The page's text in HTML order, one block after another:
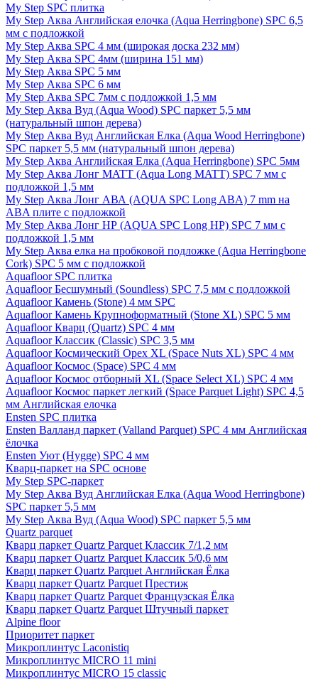
My Step SPC плитка
My Step Аква Английская елочка (Aqua Herringbone) SPC 6,5
мм с подложкой
My Step Аква SPC 4 мм (широкая доска 232 мм)
My Step Аква SPC 4мм (ширина 151 мм)
My Step Аква SPC 5 мм
My Step Аква SPC 6 мм
My Step Аква SPC 7мм c подложкой 1,5 мм
My Step Аква Вуд (Aqua Wood) SPC паркет 5,5 мм
(натуральный шпон дерева)
My Step Аква Вуд Английская Елка (Aqua Wood Herringbone)
SPC паркет 5,5 мм (натуральный шпон дерева)
My Step Аква Английская Елка (Aqua Herringbone) SPC 5мм
My Step Аква Лонг MATT (Aqua Long MATT) SPC 7 мм с
подложкой 1,5 мм
My Step Аква Лонг АВА (AQUA SPC Long ABA) 7 mm на
ABA плите с подложкой
My Step Аква Лонг НР (AQUA SPC Long HP) SPC 7 мм с
подложкой 1,5 мм
My Step Аква елка на пробковой подложке (Aqua Herringbone
Cork) SPC 5 мм с подложкой
Aquafloor SPC плитка
Aquafloor Бесшумный (Soundless) SPC 7,5 мм с подложкой
Aquafloor Камень (Stone) 4 мм SPC
Aquafloor Камень Крупноформатный (Stone XL) SPC 5 мм
Aquafloor Кварц (Quartz) SPC 4 мм
Aquafloor Классик (Classic) SPC 3,5 мм
Aquafloor Космический Орех XL (Space Nuts XL) SPC 4 мм
Aquafloor Космос (Space) SPC 4 мм
Aquafloor Космос отборный XL (Space Select XL) SPC 4 мм
Aquafloor Космос паркет легкий (Space Parquet Light) SPC 4,5
мм Английская елочка
Ensten SPC плитка
Ensten Валланд паркет (Valland Parquet) SPC 4 мм Английская
ёлочка
Ensten Уют (Hygge) SPC 4 мм
Кварц-паркет на SPC основе
My Step SPC-паркет
My Step Аква Вуд Английская Елка (Aqua Wood Herringbone)
SPC паркет 5,5 мм
My Step Аква Вуд (Aqua Wood) SPC паркет 5,5 мм
Quartz parquet
Кварц паркет Quartz Parquet Классик 7/1,2 мм
Кварц паркет Quartz Parquet Классик 5/0,6 мм
Кварц паркет Quartz Parquet Английская Ёлка
Кварц паркет Quartz Parquet Престиж
Кварц паркет Quartz Parquet Французская Ёлка
Кварц паркет Quartz Parquet Штучный паркет
Alpine floor
Приоритет паркет
Микроплинтус Laconistiq
Микроплинтус MICRO 11 mini
Микроплинтус MICRO 15 classic